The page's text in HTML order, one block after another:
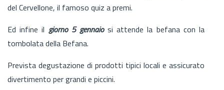
del Cervellone, il famoso quiz a premi.
Ed infine il giorno 5 gennaiosi attende la befana con la
tombolata della Befana.
Prevista degustazione di prodotti tipici locali e assicurato
divertimento per grandi e piccini.